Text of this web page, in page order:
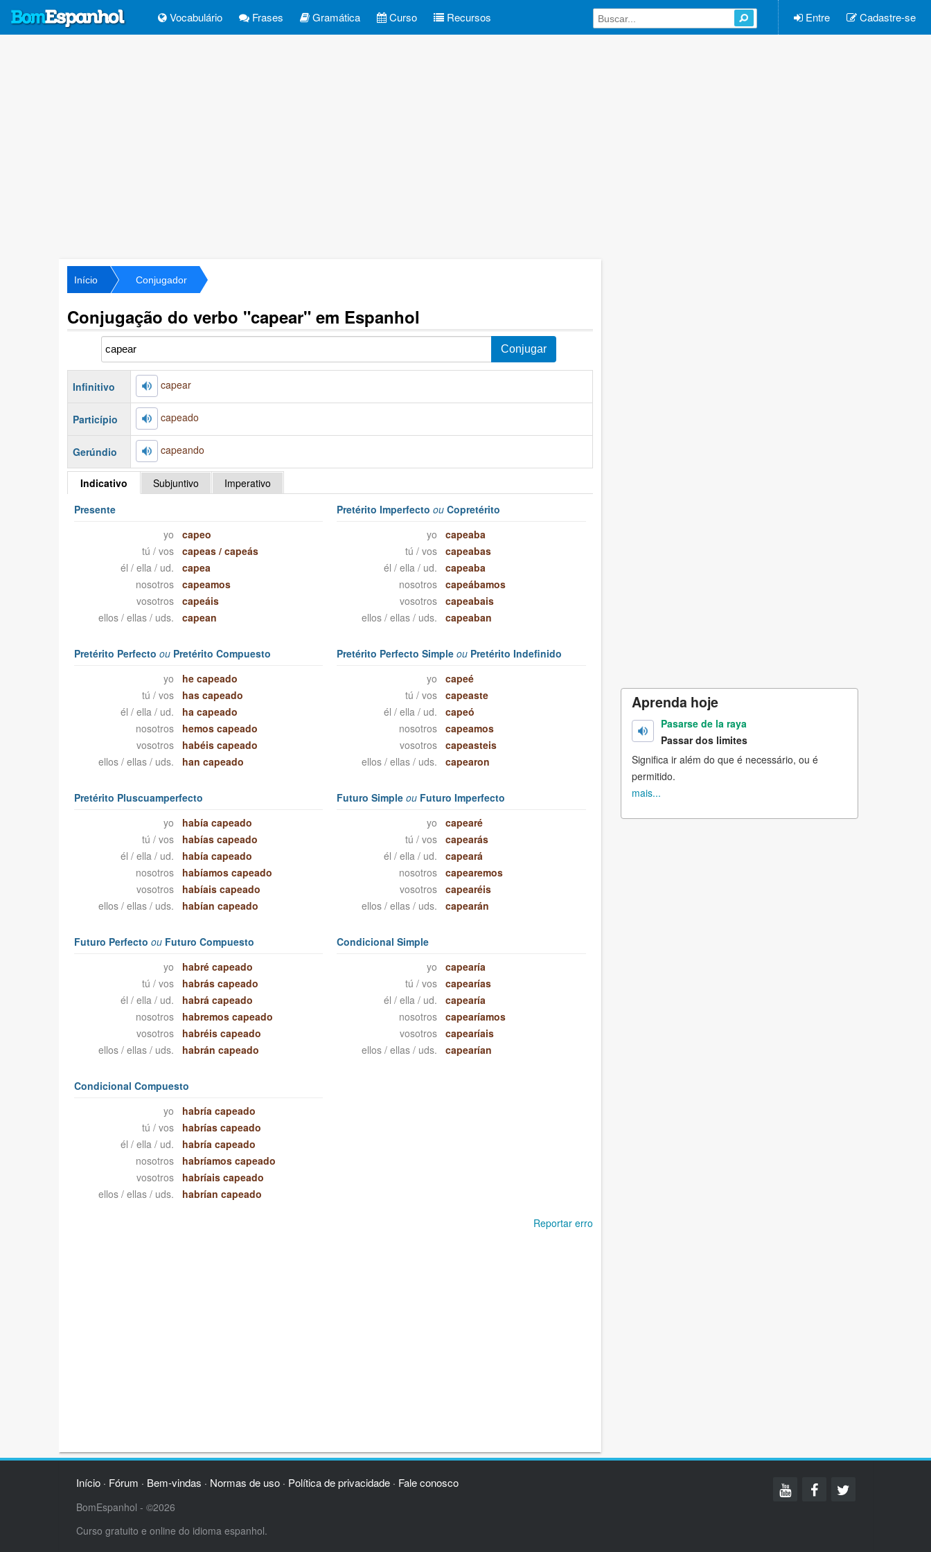
Vocabulário Frases Gramática Curso Recursos Entre Cadastre-se
Início Conjugador
Conjugação do verbo "capear" em Espanhol
Infinitivo capear
Particípio capeado
Gerúndio capeando
Indicativo Subjuntivo
Imperativo
Presente
yo
capeo
tú / vos
capeas /capeás
él / ella / ud.
capea
nosotros
capeamos
vosotros
capeáis
ellos / ellas / uds.
capean
Pretérito Imperfectoou Copretérito
yo
capeaba
tú / vos
capeabas
él / ella / ud.
capeaba
nosotros
capeábamos
vosotros
capeabais
ellos / ellas / uds.
capeaban
Pretérito Perfecto ouPretérito Compuesto
yo
he capeado
tú / vos
has capeado
él / ella / ud.
ha capeado
nosotros
hemos capeado
vosotros
habéis capeado
ellos / ellas / uds.
han capeado
Pretérito Perfecto Simpleou Pretérito Indefinido
yo
capeé
tú / vos
capeaste
él / ella / ud.
capeó
nosotros
capeamos
vosotros
capeasteis
ellos / ellas / uds.
capearon
Pretérito Pluscuamperfecto
yo
había capeado
tú / vos
habías capeado
él / ella / ud.
había capeado
nosotros
habíamos capeado
vosotros
habíais capeado
ellos / ellas / uds.
habían capeado
Futuro Simpleou Futuro Imperfecto
yo
capearé
tú / vos
capearás
él / ella / ud.
capeará
nosotros
capearemos
vosotros
capearéis
ellos / ellas / uds.
capearán
Futuro Perfecto ouFuturo Compuesto
yo
habré capeado
tú / vos
habrás capeado
él / ella / ud.
habrá capeado
nosotros
habremos capeado
vosotros
habréis capeado
ellos / ellas / uds.
habrán capeado
Condicional Simple
yo
capearía
tú / vos
capearías
él / ella / ud.
capearía
nosotros
capearíamos
vosotros
capearíais
ellos / ellas / uds.
capearían
Condicional Compuesto
yo
habría capeado
tú / vos
habrías capeado
él / ella / ud.
habría capeado
nosotros
habríamos capeado
vosotros
habríais capeado
ellos / ellas / uds.
habrían capeado
Reportar erro
Aprenda hoje
Pasarse de la raya
Passar dos limites
Significa ir além do que é necessário, ou é
permitido.
mais...
Início· Fórum · Bem-vindas · Normas de uso· Política de privacidade· Fale conosco
BomEspanhol - ©2026
Curso gratuito e online do idioma espanhol.